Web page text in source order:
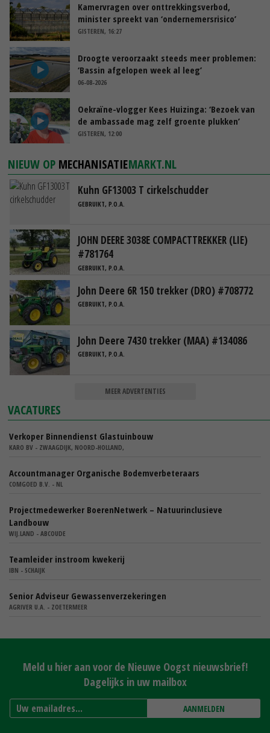
Kamervragen over onttrekkingsverbod,
minister spreekt van ‘ondernemersrisico’
GISTEREN, 16:27
Droogte veroorzaakt steeds meer problemen:
‘Bassin afgelopen week al leeg’
06-08-2026
Oekraïne-vlogger Kees Huizinga: ‘Bezoek van
de ambassade mag zelf groente plukken’
GISTEREN, 12:00
NIEUW OP MECHANISATIEMARKT.NL
Kuhn GF13003 T cirkelschudder
GEBRUIKT, P.O.A.
JOHN DEERE 3038E COMPACTTREKKER (LIE)
#781764
GEBRUIKT, P.O.A.
John Deere 6R 150 trekker (DRO) #708772
GEBRUIKT, P.O.A.
John Deere 7430 trekker (MAA) #134086
GEBRUIKT, P.O.A.
MEER ADVERTENTIES
VACATURES
Verkoper Binnendienst Glastuinbouw
KARO BV - ZWAAGDIJK, NOORD-HOLLAND,
Accountmanager Organische Bodemverbeteraars
COMGOED B.V. - NL
Projectmedewerker BoerenNetwerk – Natuurinclusieve
Landbouw
WIJ.LAND - ABCOUDE
Teamleider instroom kwekerij
IBN - SCHAIJK
Senior Adviseur Gewassenverzekeringen
AGRIVER U.A. - ZOETERMEER
Meld u hier aan voor de Nieuwe Oogst nieuwsbrief!
Dagelijks in uw mailbox
AANMELDEN